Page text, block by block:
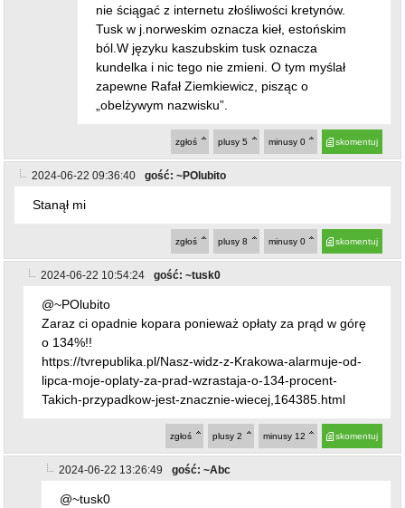
nie ściągać z internetu złośliwości kretynów.
Tusk w j.norweskim oznacza kieł, estońskim
ból.W języku kaszubskim tusk oznacza
kundelka i nic tego nie zmieni. O tym myślał
zapewne Rafał Ziemkiewicz, pisząc o
„obelżywym nazwisku”.
skomentuj
minusy 0
plusy 5
zgłoś
2024-06-22 09:36:40 gość: ~POlubito
Stanął mi
skomentuj
minusy 0
plusy 8
zgłoś
2024-06-22 10:54:24 gość: ~tusk0
@~POlubito
Zaraz ci opadnie kopara ponieważ opłaty za prąd w górę
o 134%!!
https://tvrepublika.pl/Nasz-widz-z-Krakowa-alarmuje-od-
lipca-moje-oplaty-za-prad-wzrastaja-o-134-procent-
Takich-przypadkow-jest-znacznie-wiecej,164385.html
skomentuj
minusy 12
plusy 2
zgłoś
2024-06-22 13:26:49 gość: ~Abc
@~tusk0